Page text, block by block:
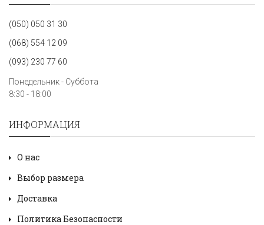
(050) 050 31 30
(068) 554 12 09
(093) 230 77 60
Понедельник - Суббота
8:30 - 18:00
ИНФОРМАЦИЯ
О нас
Выбор размера
Доставка
Политика Безопасности